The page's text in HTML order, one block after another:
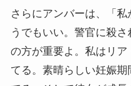
さらにアンバーは、「
うでもいい。警官に殺
の方が重要よ。私はリ
てる。素晴らしい妊娠